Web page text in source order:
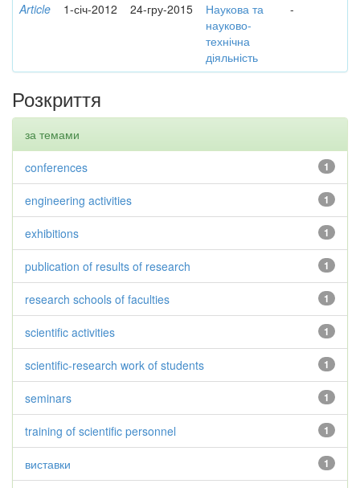
Article 1-січ-2012 24-гру-2015
Наукова та
науково-
технічна
діяльність
-
Розкриття
за темами
1
conferences
1
engineering activities
1
exhibitions
1
publication of results of research
1
research schools of faculties
1
scientific activities
1
scientific-research work of students
1
seminars
1
training of scientific personnel
1
виставки